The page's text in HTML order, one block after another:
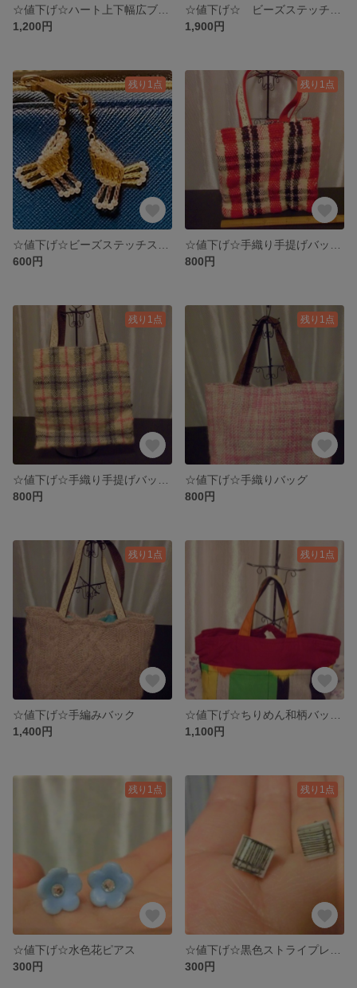
1,200円
1,900円
残り1点
600円
残り1点
800円
残り1点
800円
残り1点
☆値下げ☆手織りバッグ
800円
残り1点
☆値下げ☆手編みバック
1,400円
残り1点
1,100円
残り1点
☆値下げ☆水色花ピアス
300円
残り1点
300円